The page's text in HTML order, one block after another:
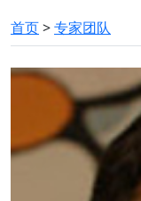
首页>专家团队